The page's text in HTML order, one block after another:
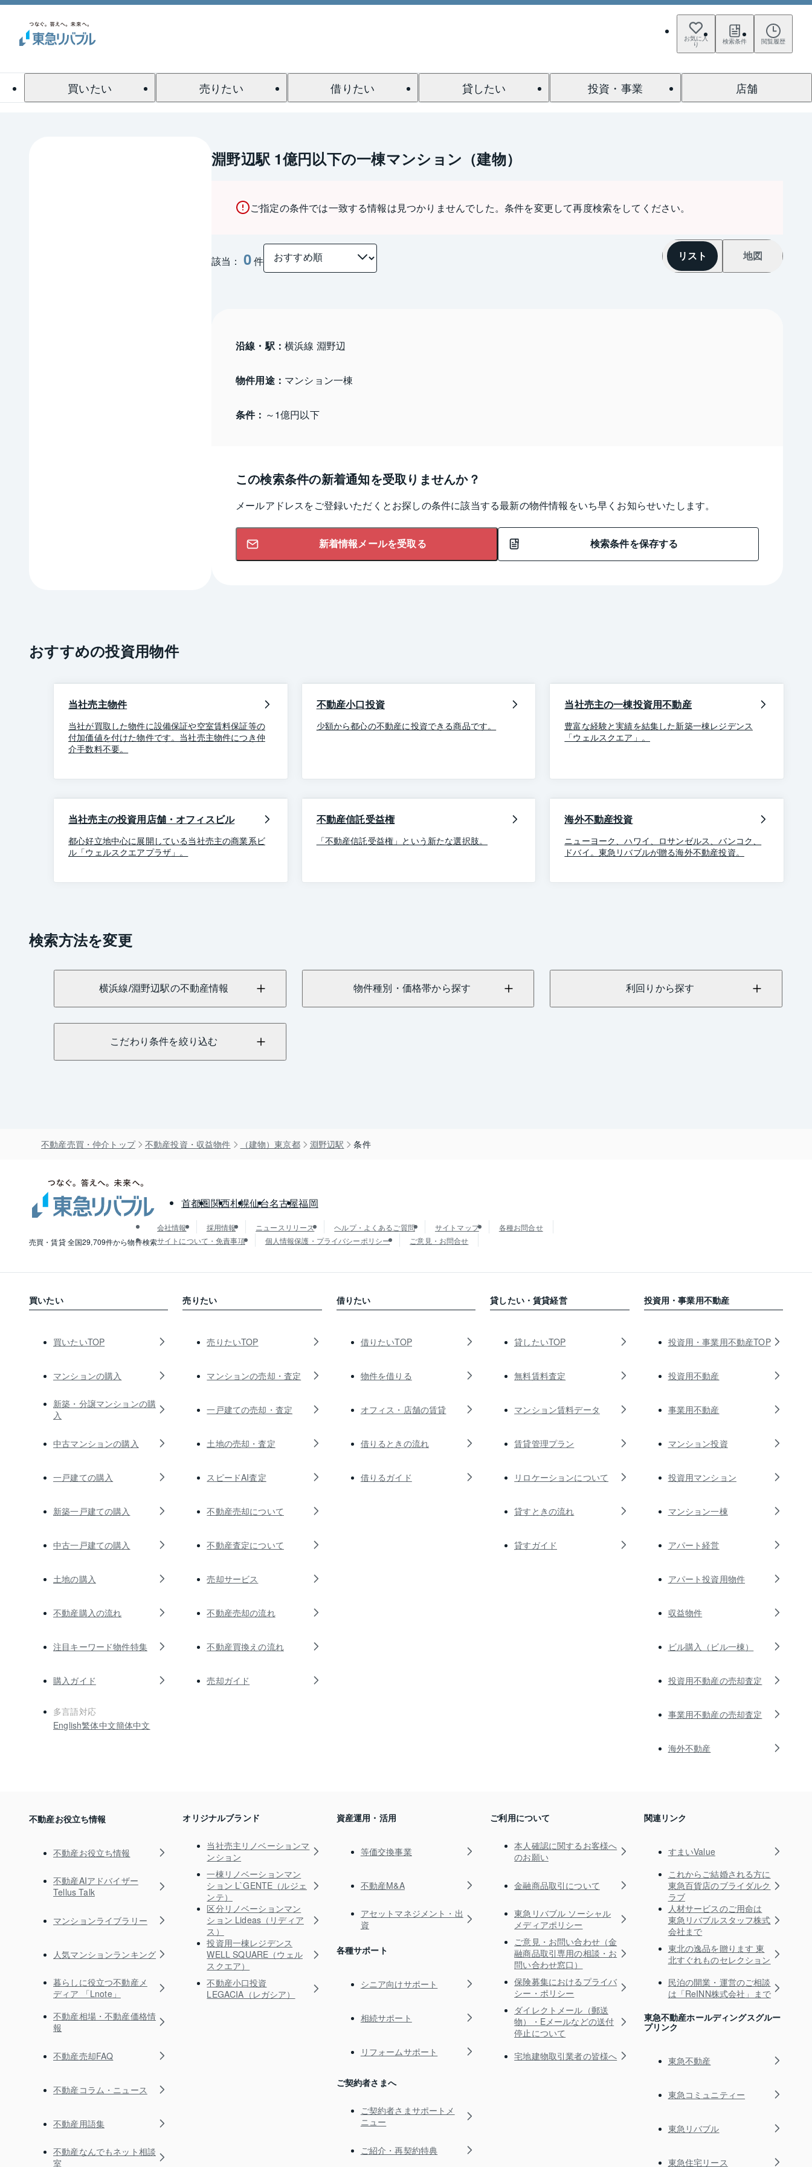
お気に入
り 検索条件 閲覧履歴
買いたい 売りたい 借りたい 貸したい 投資・事業 店舗
淵野辺駅 1億円以下の一棟マンション（建物）
ご指定の条件では一致する情報は見つかりませんでした。条件を変更して再度検索をしてください。
該当： 0件 リスト 地図
沿線・駅： 横浜線 淵野辺
物件用途： マンション一棟
条件： ～1億円以下
この検索条件の新着通知を受取りませんか？
メールアドレスをご登録いただくとお探しの条件に該当する最新の物件情報をいち早くお知らせいたします。
新着情報メールを受取る 検索条件を保存する
おすすめの投資用物件
当社売主物件
当社が買取した物件に設備保証や空室賃料保証等の
付加価値を付けた物件です。当社売主物件につき仲
介手数料不要。
不動産小口投資
少額から都心の不動産に投資できる商品です。
当社売主の一棟投資用不動産
豊富な経験と実績を結集した新築一棟レジデンス
「ウェルスクエア」。
当社売主の投資用店舗・オフィスビル
都心好立地中心に展開している当社売主の商業系ビ
ル「ウェルスクエアプラザ」。
不動産信託受益権
「不動産信託受益権」という新たな選択肢。
海外不動産投資
ニューヨーク、ハワイ、ロサンゼルス、バンコク、
ドバイ。東急リバブルが贈る海外不動産投資。
検索方法を変更
横浜線/淵野辺駅の不動産情報 物件種別・価格帯から探す 利回りから探す
こだわり条件を絞り込む
不動産売買・仲介トップ 不動産投資・収益物件 （建物）東京都 淵野辺駅 条件
売買・賃貸 全国29,709件から物件検索
首都圏関西札幌仙台名古屋福岡
会社情報 採用情報 ニュースリリース ヘルプ・よくあるご質問 サイトマップ
各種お問合せ
サイトについて・免責事項
個人情報保護・プライバシーポリシー ご意見・お問合せ
買いたい
買いたいTOP
マンションの購入
新築・分譲マンションの購
入
中古マンションの購入
一戸建ての購入
新築一戸建ての購入
中古一戸建ての購入
土地の購入
不動産購入の流れ
注目キーワード物件特集
購入ガイド
多言語対応
English繁体中文簡体中文
売りたい
売りたいTOP
マンションの売却・査定
一戸建ての売却・査定
土地の売却・査定
スピードAI査定
不動産売却について
不動産査定について
売却サービス
不動産売却の流れ
不動産買換えの流れ
売却ガイド
借りたい
借りたいTOP
物件を借りる
オフィス・店舗の賃貸
借りるときの流れ
借りるガイド
貸したい・賃貸経営
貸したいTOP
無料賃料査定
マンション賃料データ
賃貸管理プラン
リロケーションについて
貸すときの流れ
貸すガイド
投資用・事業用不動産
投資用・事業用不動産TOP
投資用不動産
事業用不動産
マンション投資
投資用マンション
マンション一棟
アパート経営
アパート投資用物件
収益物件
ビル購入（ビル一棟）
投資用不動産の売却査定
事業用不動産の売却査定
海外不動産
不動産お役立ち情報
不動産お役立ち情報
不動産AIアドバイザー
Tellus Talk
マンションライブラリー
人気マンションランキング
暮らしに役立つ不動産メ
ディア 「Lnote」
不動産相場・不動産価格情
報
不動産売却FAQ
不動産コラム・ニュース
不動産用語集
不動産なんでもネット相談
室
オリジナルブランド
当社売主リノベーションマ
ンション
一棟リノベーションマン
ション L`GENTE（ルジェ
ンテ）
区分リノベーションマン
ション Lideas（リディア
ス）
投資用一棟レジデンス
WELL SQUARE（ウェル
スクエア）
不動産小口投資
LEGACIA（レガシア）
資産運用・活用
等価交換事業
不動産M&A
アセットマネジメント・出
資
各種サポート
シニア向けサポート
相続サポート
リフォームサポート
ご契約者さまへ
ご契約者さまサポートメ
ニュー
ご紹介・再契約特典
ご利用について
本人確認に関するお客様へ
のお願い
金融商品取引について
東急リバブル ソーシャル
メディアポリシー
ご意見・お問い合わせ（金
融商品取引専用の相談・お
問い合わせ窓口）
保険募集におけるプライバ
シー・ポリシー
ダイレクトメール（郵送
物）・Eメールなどの送付
停止について
宅地建物取引業者の皆様へ
関連リンク
すまいValue
これからご結婚される方に
東急百貨店のブライダルク
ラブ
人材サービスのご用命は
東急リバブルスタッフ株式
会社まで
東北の逸品を贈ります 東
北すぐれものセレクション
民泊の開業・運営のご相談
は「ReINN株式会社」まで
東急不動産ホールディングスグルー
プリンク
東急不動産
東急コミュニティー
東急リバブル
東急住宅リース